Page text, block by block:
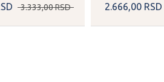
3.333,00RSD 2.666,00 RSD